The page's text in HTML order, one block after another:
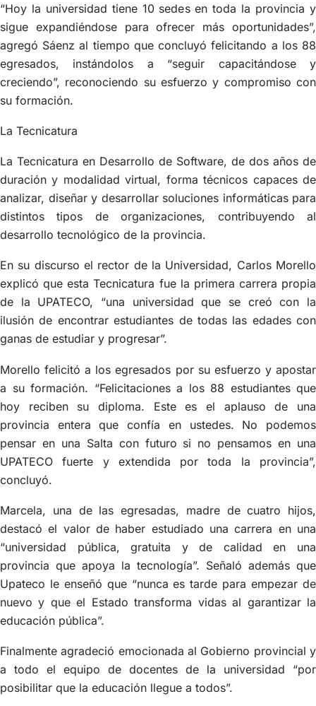
“Hoy la universidad tiene 10 sedes en toda la provincia y
sigue expandiéndose para ofrecer más oportunidades”,
agregó Sáenz al tiempo que concluyó felicitando a los 88
egresados, instándolos a “seguir capacitándose y
creciendo”, reconociendo su esfuerzo y compromiso con
su formación.
La Tecnicatura
La Tecnicatura en Desarrollo de Software, de dos años de
duración y modalidad virtual, forma técnicos capaces de
analizar, diseñar y desarrollar soluciones informáticas para
distintos tipos de organizaciones, contribuyendo al
desarrollo tecnológico de la provincia.
En su discurso el rector de la Universidad, Carlos Morello
explicó que esta Tecnicatura fue la primera carrera propia
de la UPATECO, “una universidad que se creó con la
ilusión de encontrar estudiantes de todas las edades con
ganas de estudiar y progresar”.
Morello felicitó a los egresados por su esfuerzo y apostar
a su formación. “Felicitaciones a los 88 estudiantes que
hoy reciben su diploma. Este es el aplauso de una
provincia entera que confía en ustedes. No podemos
pensar en una Salta con futuro si no pensamos en una
UPATECO fuerte y extendida por toda la provincia”,
concluyó.
Marcela, una de las egresadas, madre de cuatro hijos,
destacó el valor de haber estudiado una carrera en una
“universidad pública, gratuita y de calidad en una
provincia que apoya la tecnología”. Señaló además que
Upateco le enseñó que “nunca es tarde para empezar de
nuevo y que el Estado transforma vidas al garantizar la
educación pública”.
Finalmente agradeció emocionada al Gobierno provincial y
a todo el equipo de docentes de la universidad “por
posibilitar que la educación llegue a todos”.